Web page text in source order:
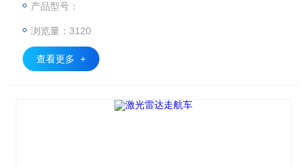
产品型号：
浏览量：3120
查看更多 +